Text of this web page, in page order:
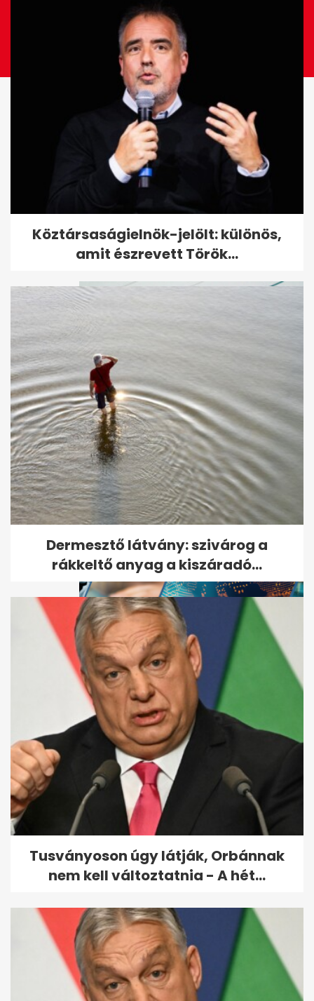
93 éves nagymamából lett
TikTok-sztár, aki tippeket ad...
Azonnal cseréld le a jelszavad,
ha rajta van ezen a listán
Egy üveg hideg sörrel
ünnepelte a koronavírus
legyőzését egy...
Köztársaságielnök-jelölt: különös,
amit észrevett Török...
Dermesztő látvány: szivárog a
rákkeltő anyag a kiszáradó...
Tusványoson úgy látják, Orbánnak
nem kell változtatnia - A hét...